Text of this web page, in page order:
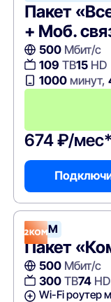
Пакет
+ Моб.
500Мбит/с
109 ТВ15HD
1000минут,
674 ₽/мес*
2КОМ
Пакет
500Мбит/с
300ТВ74HD
Wi-Fi роутер